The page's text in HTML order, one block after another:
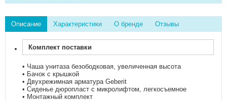
Описание Характеристики О бренде Отзывы
Комплект поставки
• Чаша унитаза безободковая, увеличенная высота
• Бачок с крышкой
• Двухрежимная арматура Geberit
• Сиденье дюропласт с микролифтом, легкосъемное
• Монтажный комплект